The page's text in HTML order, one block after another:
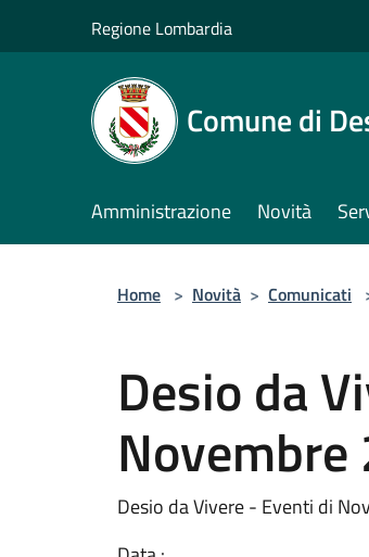
Regione Lombardia
Comune di
Amministrazione Novità
Home > Novità > Comunicati
Desio da
Novembre
Desio da Vivere - Eventi di